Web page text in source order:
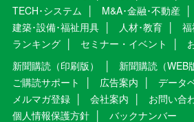
TECH･システム
M&A･金融･不動産
建築･設備･福祉用具
人材･教育
福
ランキング
セミナー・イベント
新聞購読（印刷版）
新聞購読（WEB
ご購読サポート
広告案内 データ
メルマガ登録
会社案内
お問い合
個人情報保護方針
バックナンバー